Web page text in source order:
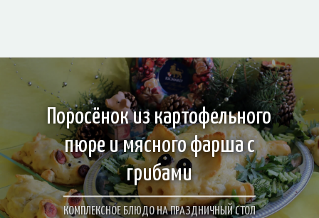
Поросёнок из картофельного
пюре и мясного фарша с
грибами
КОМПЛЕКСНОЕ БЛЮДО НА ПРАЗДНИЧНЫЙ СТОЛ